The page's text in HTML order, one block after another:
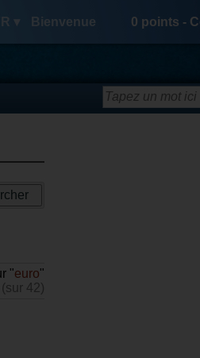
▾ Bienvenue 0 points -
"euro"
42)